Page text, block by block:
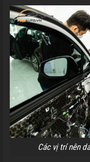
Các vị trí nên